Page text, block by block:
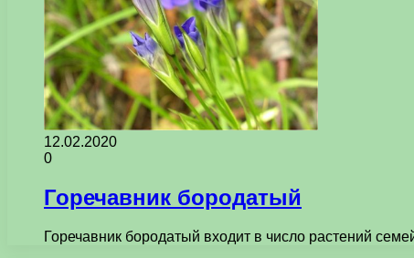
12.02.2020
0
Горечавник бородатый
Горечавник бородатый входит в число растений